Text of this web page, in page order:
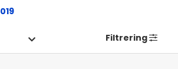
Filtrering